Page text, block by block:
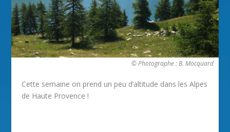
© Photographe : B. Mocquard
Cette semaine on prend un peu d’altitude dans les Alpes
de Haute Provence !